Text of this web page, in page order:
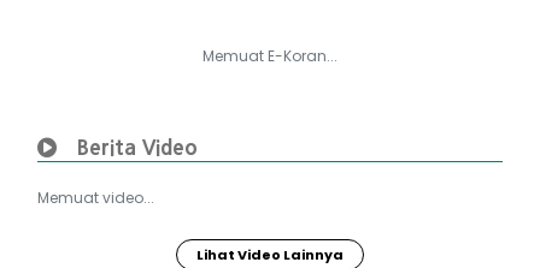
Memuat E-Koran...
Berita Video
Memuat video...
Lihat Video Lainnya